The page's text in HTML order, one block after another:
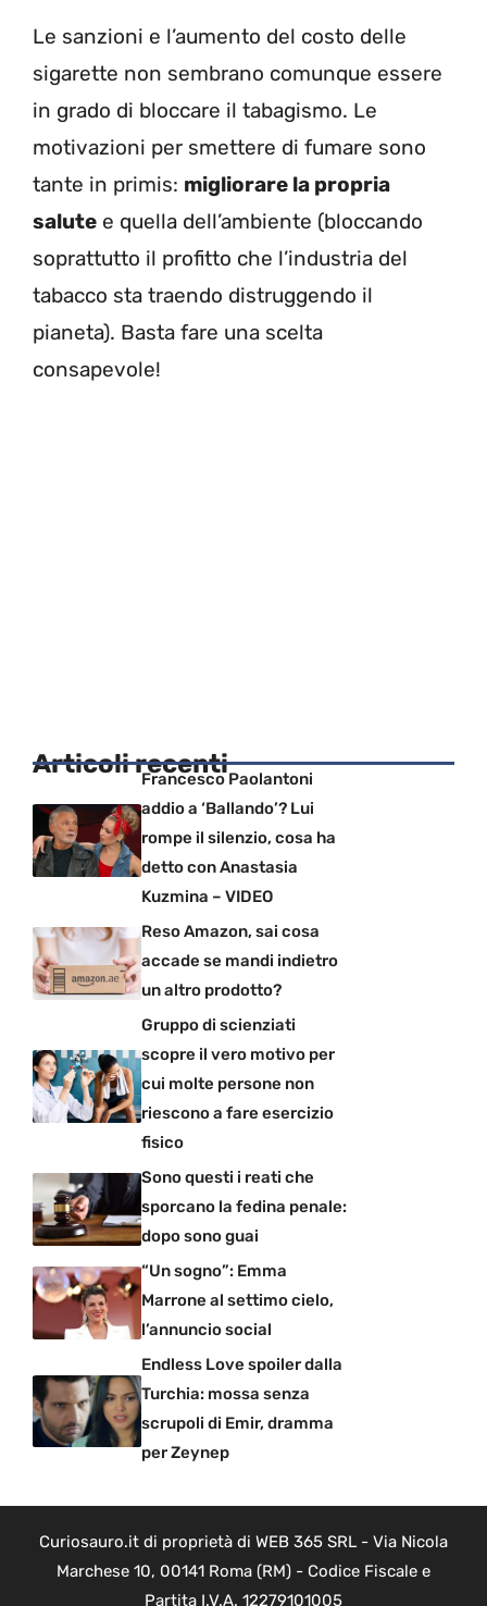
Le sanzioni e l’aumento del costo delle
sigarette non sembrano comunque essere
in grado di bloccare il tabagismo. Le
motivazioni per smettere di fumare sono
tante in primis: migliorare la propria
salute e quella dell’ambiente (bloccando
soprattutto il profitto che l’industria del
tabacco sta traendo distruggendo il
pianeta). Basta fare una scelta
consapevole!
Articoli recentiFrancesco Paolantoni
addio a ‘Ballando’? Lui
rompe il silenzio, cosa ha
detto con Anastasia
Kuzmina – VIDEO
Reso Amazon, sai cosa
accade se mandi indietro
un altro prodotto?
Gruppo di scienziati
scopre il vero motivo per
cui molte persone non
riescono a fare esercizio
fisico
Sono questi i reati che
sporcano la fedina penale:
dopo sono guai
“Un sogno”: Emma
Marrone al settimo cielo,
l’annuncio social
Endless Love spoiler dalla
Turchia: mossa senza
scrupoli di Emir, dramma
per Zeynep
Curiosauro.it di proprietà di WEB 365 SRL - Via Nicola
Marchese 10, 00141 Roma (RM) - Codice Fiscale e
Partita I.V.A. 12279101005